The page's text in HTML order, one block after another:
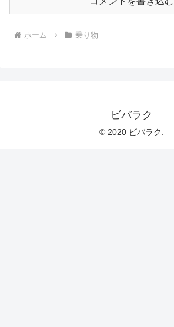
ホーム 乗り物
ビバラク
© 2020 ビバラク.